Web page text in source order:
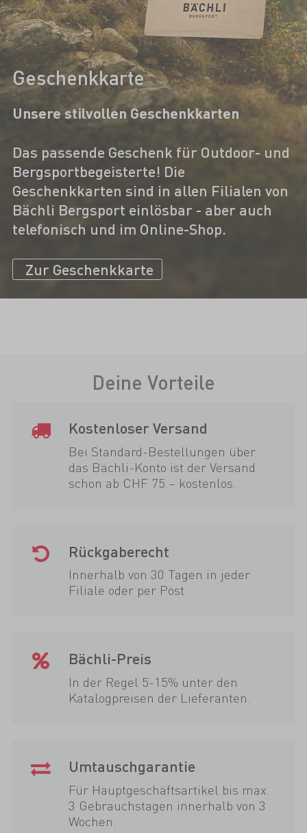
Geschenkkarte
Unsere stilvollen Geschenkkarten
Das passende Geschenk für Outdoor- und
Bergsportbegeisterte! Die
Geschenkkarten sind in allen Filialen von
Bächli Bergsport einlösbar - aber auch
telefonisch und im Online-Shop.
Zur Geschenkkarte
Deine Vorteile
Kostenloser Versand
Bei Standard-Bestellungen über
das Bächli-Konto ist der Versand
schon ab CHF 75.– kostenlos.
Rückgaberecht
Innerhalb von 30 Tagen in jeder
Filiale oder per Post.
Bächli-Preis
In der Regel 5-15% unter den
Katalogpreisen der Lieferanten.
Umtauschgarantie
Für Hauptgeschäftsartikel bis max.
3 Gebrauchstagen innerhalb von 3
Wochen.